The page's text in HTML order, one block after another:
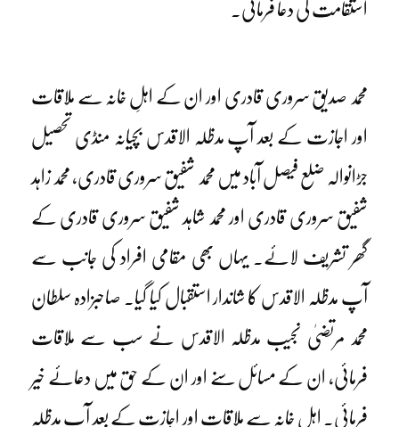
استقامت کی دعا فرمائی۔
محمد صدیق سروری قادری اور ان کے اہلِ خانہ سے ملاقات
اور اجازت کے بعد آپ مدظلہ الاقدس بچیانہ منڈی تحصیل
جڑانوالہ ضلع فیصل آباد میں محمد شفیق سروری قادری، محمد زاہد
شفیق سروری قادری اور محمد شاہد شفیق سروری قادری کے
گھر تشریف لائے۔ یہاں بھی مقامی افراد کی جانب سے
آپ مدظلہ الاقدس کا شاندار استقبال کیا گیا۔ صاحبزادہ سلطان
محمد مرتضیٰ نجیب مدظلہ الاقدس نے سب سے ملاقات
فرمائی، ان کے مسائل سنے اور ان کے حق میں دعائے خیر
فرمائی۔ اہلِ خانہ سے ملاقات اور اجازت کے بعد آپ مدظلہ